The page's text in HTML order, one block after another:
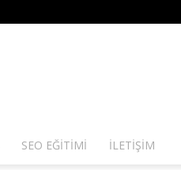
SEO EĞITIMI İLETIŞIM